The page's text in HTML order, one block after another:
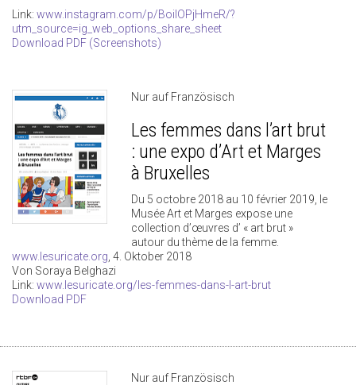
Link: www.instagram.com/p/BoilOPjHmeR/?
utm_source=ig_web_options_share_sheet
Download PDF (Screenshots)
Nur auf Französisch
Les femmes dans l’art brut
: une expo d’Art et Marges
à Bruxelles
Du 5 octobre 2018 au 10 février 2019, le
Musée Art et Marges expose une
collection d’œuvres d’ « art brut »
autour du thème de la femme.
www.lesuricate.org , 4. Oktober 2018
Von Soraya Belghazi
Link: www.lesuricate.org/les-femmes-dans-l-art-brut
Download PDF
Nur auf Französisch